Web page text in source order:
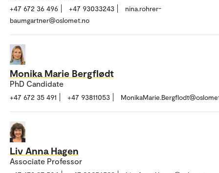
+47 672 36 496 +47 93033243
nina.rohrer-
baumgartner@oslomet.no
Monika Marie Bergflødt
PhD Candidate
+47 672 35 491 +47 93811053
Liv Anna Hagen
Associate Professor